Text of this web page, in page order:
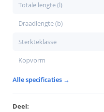
Totale lengte (l)
Draadlengte (b)
Sterkteklasse
Kopvorm
Alle specificaties →
Deel: